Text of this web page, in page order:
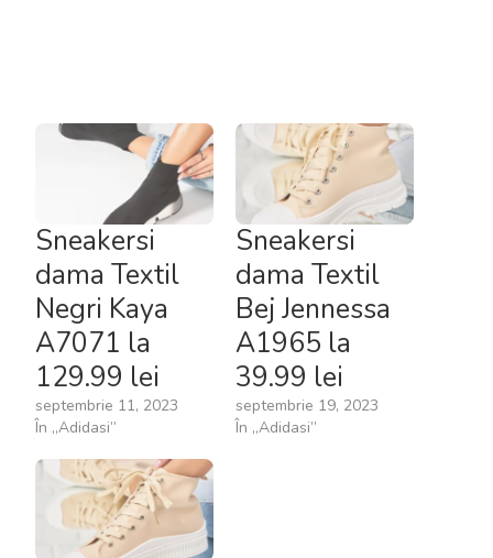
Sneakersi
dama Textil
Negri Kaya
A7071 la
129.99 lei
septembrie 11, 2023
În „Adidasi”
Sneakersi
dama Textil
Bej Jennessa
A1965 la
39.99 lei
septembrie 19, 2023
În „Adidasi”